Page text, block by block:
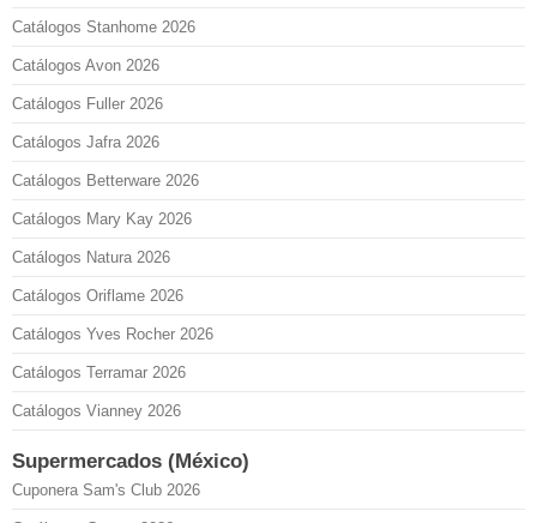
Catálogos Stanhome 2026
Catálogos Avon 2026
Catálogos Fuller 2026
Catálogos Jafra 2026
Catálogos Betterware 2026
Catálogos Mary Kay 2026
Catálogos Natura 2026
Catálogos Oriflame 2026
Catálogos Yves Rocher 2026
Catálogos Terramar 2026
Catálogos Vianney 2026
Supermercados (México)
Cuponera Sam's Club 2026